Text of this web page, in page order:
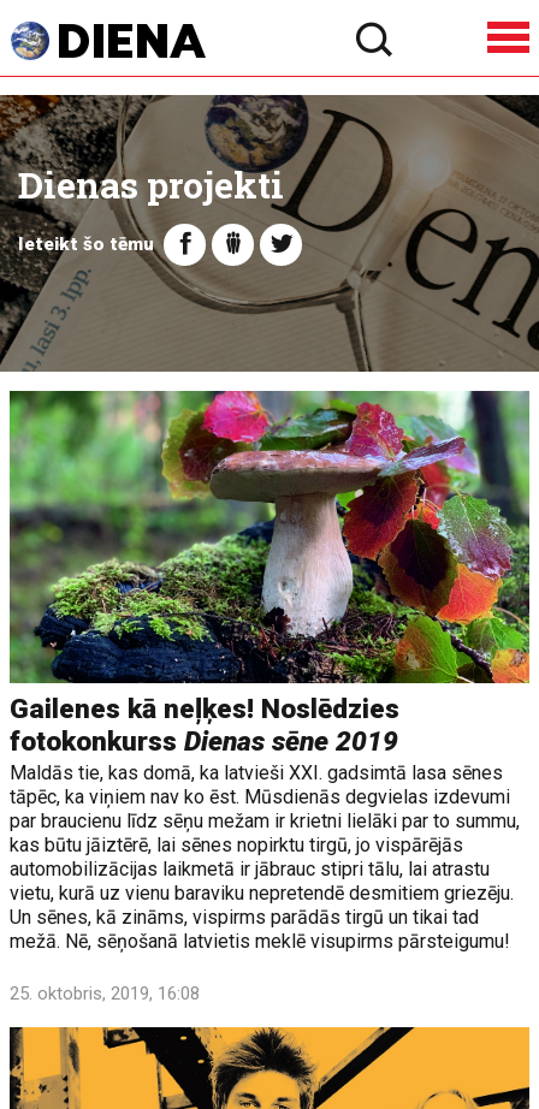
Dienas projekti
Ieteikt šo tēmu
Gailenes kā neļķes! Noslēdzies
fotokonkurssDienas sēne 2019
Maldās tie, kas domā, ka latvieši XXI. gadsimtā lasa sēnes
tāpēc, ka viņiem nav ko ēst. Mūsdienās degvielas izdevumi
par braucienu līdz sēņu mežam ir krietni lielāki par to summu,
kas būtu jāiztērē, lai sēnes nopirktu tirgū, jo vispārējās
automobilizācijas laikmetā ir jābrauc stipri tālu, lai atrastu
vietu, kurā uz vienu baraviku nepretendē desmitiem griezēju.
Un sēnes, kā zināms, vispirms parādās tirgū un tikai tad
mežā. Nē, sēņošanā latvietis meklē visupirms pārsteigumu!
25. oktobris, 2019, 16:08